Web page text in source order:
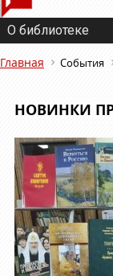
О библиотеке
Главная События
НОВИНКИ